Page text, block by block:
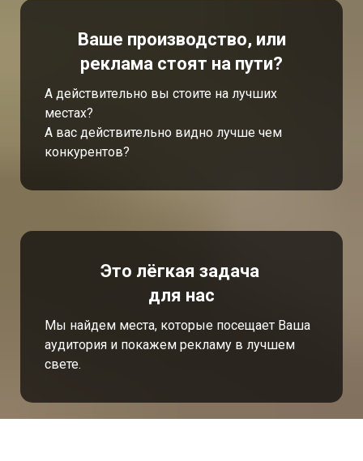
Ваше производство, или
реклама стоят на пути?
А действительно вы стоите на лучших
местах?
А вас действительно видно лучше чем
конкурентов?
Это лёгкая задача
для нас
Мы найдем места, которые посещает Ваша
аудитория и покажем рекламу в лучшем
свете.